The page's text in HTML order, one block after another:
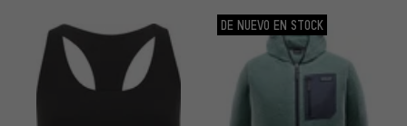
DE NUEVO EN STOCK